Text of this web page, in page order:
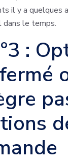
il y a quelques
dans le temps.
: